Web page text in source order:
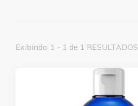
Exibindo: 1 - 1 de 1 RESULTADOS